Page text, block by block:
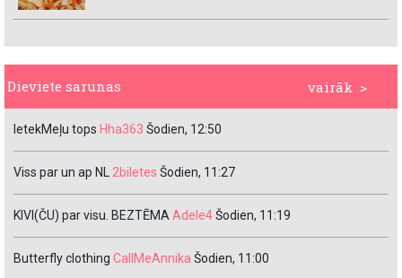
vairāk >
Dieviete sarunas
IetekMeļu tops Hha363 Šodien, 12:50
Viss par un ap NL2biletes Šodien, 11:27
KIVI(ČU) par visu. BEZTĒMAAdele4Šodien, 11:19
Butterfly clothing CallMeAnnika Šodien, 11:00